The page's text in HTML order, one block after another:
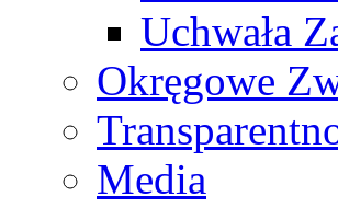
Uchwała
Okręgowe
Media